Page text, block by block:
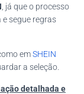
, já que o processo
segue regras
emSHEIN
a seleção.
detalhada e